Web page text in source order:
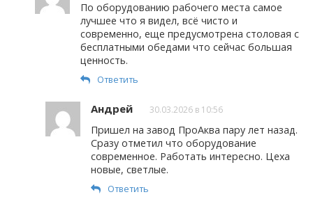
По оборудованию рабочего места самое
лучшее что я видел, всё чисто и
современно, еще предусмотрена столовая с
бесплатными обедами что сейчас большая
ценность.
Ответить
Андрей 30.03.2026 в 10:56
Пришел на завод ПроАква пару лет назад.
Сразу отметил что оборудование
современное. Работать интересно. Цеха
новые, светлые.
Ответить